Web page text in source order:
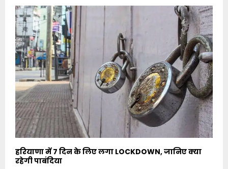
हरियाणा में 7 दिन के लिए लगा LOCKDOWN, जानिए क्या
रहेगी पाबंदिया